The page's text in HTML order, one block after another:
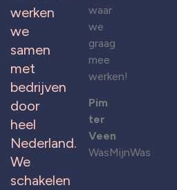
werken
we
samen
met
bedrijven
door
heel
Nederland.
We
schakelen
waar
we
graag
mee
werken!
Pim
ter
Veen
WasMijnWas